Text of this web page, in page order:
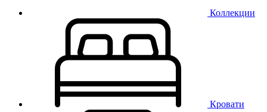
Коллекции
Кровати